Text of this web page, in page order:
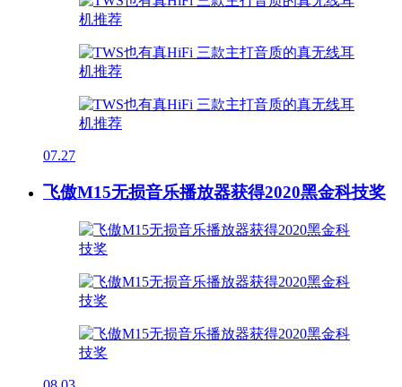
07.27
飞傲M15无损音乐播放器获得2020黑金科技奖